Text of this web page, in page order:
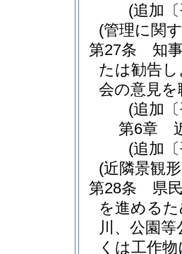
(追加
(管理に関
第27条
知
たは勧告
会の意見
(追加
第6章
(追加
(近隣景観
第28条
県
を進める
川、公園
くは工作